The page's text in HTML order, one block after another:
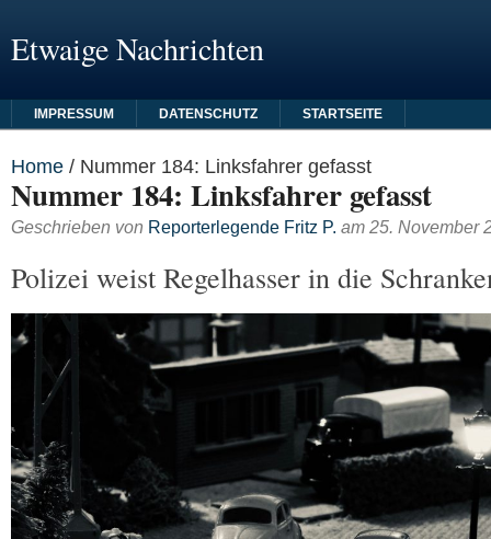
Etwaige Nachrichten
IMPRESSUM DATENSCHUTZ STARTSEITE
Home / Nummer 184: Linksfahrer gefasst
Nummer 184: Linksfahrer gefasst
Geschrieben von Reporterlegende Fritz P. am 25. November
Polizei weist Regelhasser in die